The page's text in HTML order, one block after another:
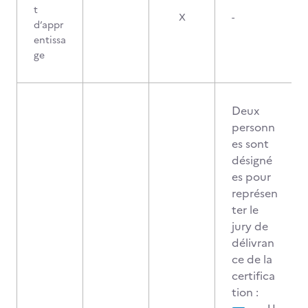
t
d’appr
entissa
ge
X -
Deux
personn
es sont
désigné
es pour
représen
ter le
jury de
délivran
ce de la
certifica
tion :